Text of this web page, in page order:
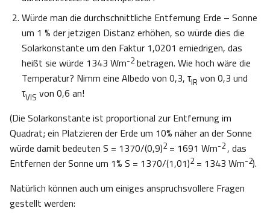
Würde man die durchschnittliche Entfernung Erde – Sonne
um 1 % der jetzigen Distanz erhöhen, so würde dies die
Solarkonstante um den Faktur 1,0201 erniedrigen, das
heißt sie würde 1343 Wm-2betragen. Wie hoch wäre die
Temperatur? Nimm eine Albedo von 0,3, τIR von 0,3 und
τVIS von 0,6 an!
(Die Solarkonstante ist proportional zur Entfernung im
Quadrat; ein Platzieren der Erde um 10% näher an der Sonne
würde damit bedeuten S = 1370/(0,9)2= 1691 Wm-2, das
Entfernen der Sonne um 1% S = 1370/(1,01)2= 1343 Wm-2).
Natürlich können auch um einiges anspruchsvollere Fragen
gestellt werden: